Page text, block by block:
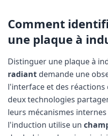
Comment
une plaque à
Distinguer une plaque à
radiant demande une
l'interface et des réactions
deux technologies
leurs mécanismes
l'induction utilise un